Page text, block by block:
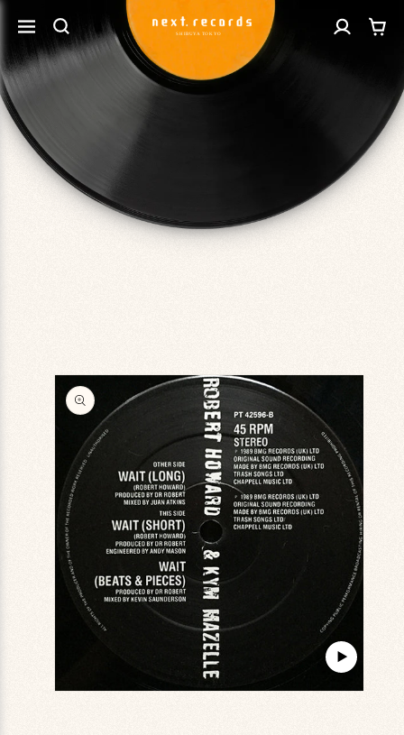
ンツに
進む
グ
イ
ー
商品情
報にス
キップ
▶︎